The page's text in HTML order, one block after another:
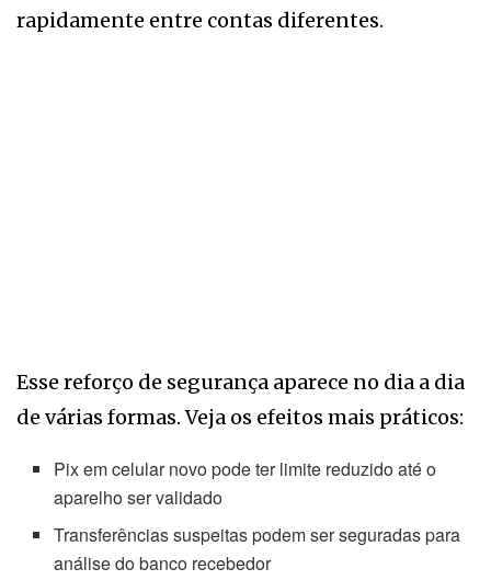
rapidamente entre contas diferentes.
Esse reforço de segurança aparece no dia a dia
de várias formas. Veja os efeitos mais práticos:
Pix em celular novo pode ter limite reduzido até o
aparelho ser validado
Transferências suspeitas podem ser seguradas para
análise do banco recebedor